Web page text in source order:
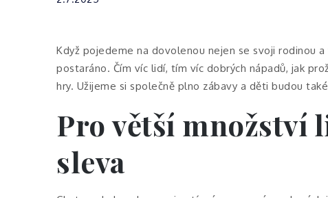
Když pojedeme na dovolenou nejen se svoji rodinou
postaráno. Čím víc lidí, tím víc dobrých nápadů, jak
hry. Užijeme si společně plno zábavy a děti budou
Pro větší množství
sleva